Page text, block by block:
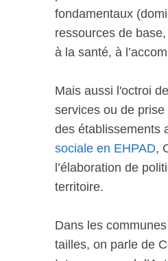
fondamentaux
ressources de
à la santé, à
Mais aussi l'octroi
services ou de
des établissements
sociale en EHPAD,
l’élaboration de
territoire.
Dans les
tailles, on parle de